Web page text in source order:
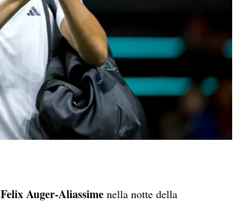
Felix Auger-Aliassime nella notte della